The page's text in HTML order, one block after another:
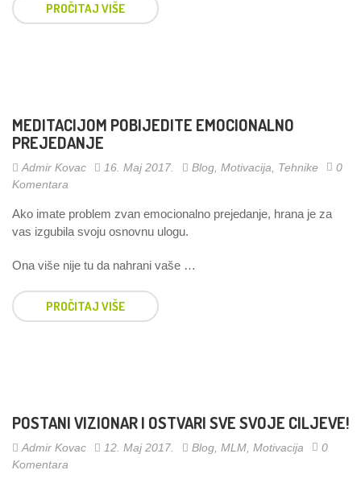
PROČITAJ VIŠE
MEDITACIJOM POBIJEDITE EMOCIONALNO
PREJEDANJE
Admir Kovac 16. Maj 2017. Blog Motivacija Tehnike
0
Komentara
Ako imate problem zvan emocionalno prejedanje, hrana je za
vas izgubila svoju osnovnu ulogu.
Ona više nije tu da nahrani vaše …
PROČITAJ VIŠE
POSTANI VIZIONAR I OSTVARI SVE SVOJE CILJEVE!
Admir Kovac 12. Maj 2017. Blog MLM Motivacija
0
Komentara